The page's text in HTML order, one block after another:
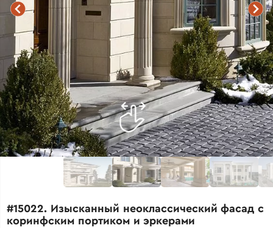
#15022. Изысканный неоклассический фасад с
коринфским портиком и эркерами